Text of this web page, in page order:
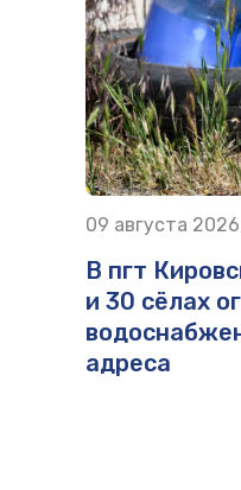
09 августа
В пгт
и 30 сёлах
адреса